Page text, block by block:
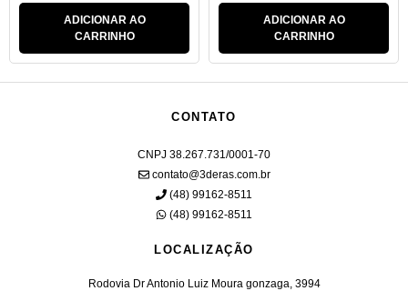
ADICIONAR AO
CARRINHO
ADICIONAR AO
CARRINHO
CONTATO
CNPJ 38.267.731/0001-70
contato@3deras.com.br
(48) 99162-8511
(48) 99162-8511
LOCALIZAÇÃO
Rodovia Dr Antonio Luiz Moura gonzaga, 3994